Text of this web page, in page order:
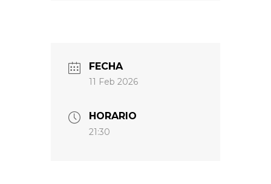
FECHA
11 Feb 2026
HORARIO
21:30